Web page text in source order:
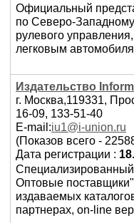
Официальный
по Северо-
рулевого
легковым
Издательство
г. Москва,119331,
16-09, 133-51-40
E-mail:iu1@i-union.ru
(Показов всего -
Дата регистрации :
Специализированный
Оптовые
издаваемых
партнерах, on-line